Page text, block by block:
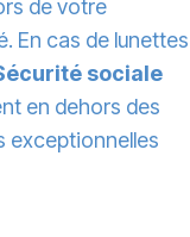
de votre
En cas de lunettes
sociale
en dehors des
exceptionnelles